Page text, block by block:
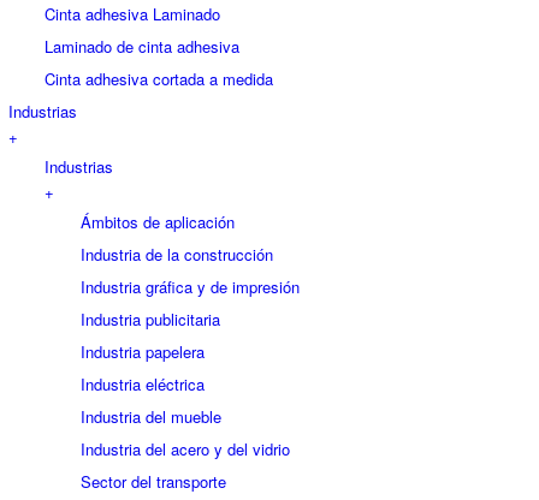
Cinta adhesiva Laminado
Laminado de cinta adhesiva
Cinta adhesiva cortada a medida
Industrias
+
Industrias
+
Ámbitos de aplicación
Industria de la construcción
Industria gráfica y de impresión
Industria publicitaria
Industria papelera
Industria eléctrica
Industria del mueble
Industria del acero y del vidrio
Sector del transporte